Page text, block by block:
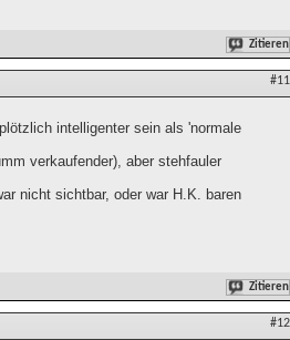
Zitieren
#11
intelligenter sein als 'normale
verkaufender), aber stehfauler
nicht sichtbar, oder war H.K. baren
Zitieren
#12